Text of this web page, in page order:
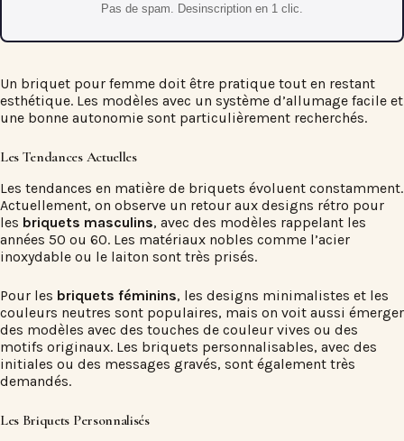
Pas de spam. Desinscription en 1 clic.
Un briquet pour femme doit être pratique tout en restant
esthétique. Les modèles avec un système d’allumage facile et
une bonne autonomie sont particulièrement recherchés.
Les Tendances Actuelles
Les tendances en matière de briquets évoluent constamment.
Actuellement, on observe un retour aux designs rétro pour
les briquets masculins, avec des modèles rappelant les
années 50 ou 60. Les matériaux nobles comme l’acier
inoxydable ou le laiton sont très prisés.
Pour les briquets féminins, les designs minimalistes et les
couleurs neutres sont populaires, mais on voit aussi émerger
des modèles avec des touches de couleur vives ou des
motifs originaux. Les briquets personnalisables, avec des
initiales ou des messages gravés, sont également très
demandés.
Les Briquets Personnalisés